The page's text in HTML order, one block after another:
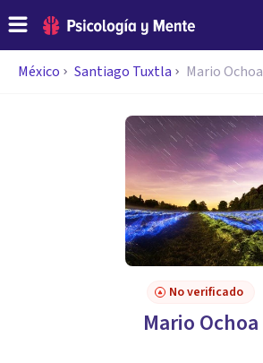
México Santiago Tuxtla Mario Ochoa
No verificado
Mario Ochoa